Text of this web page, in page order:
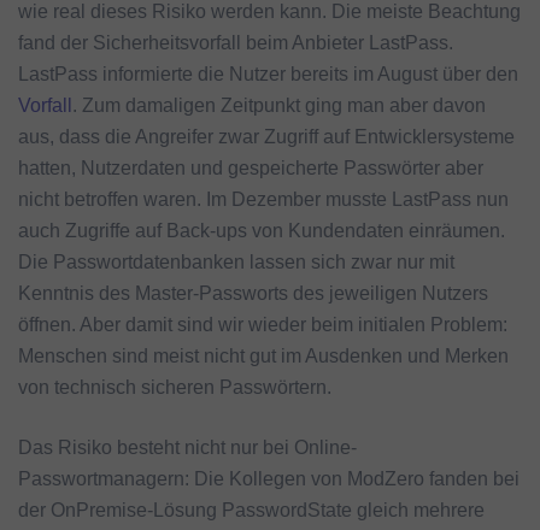
wie real dieses Risiko werden kann. Die meiste Beachtung
fand der Sicherheitsvorfall beim Anbieter LastPass.
LastPass informierte die Nutzer bereits im August über den
Vorfall . Zum damaligen Zeitpunkt ging man aber davon
aus, dass die Angreifer zwar Zugriff auf Entwicklersysteme
hatten, Nutzerdaten und gespeicherte Passwörter aber
nicht betroffen waren. Im Dezember musste LastPass nun
auch Zugriffe auf Back-ups von Kundendaten einräumen.
Die Passwortdatenbanken lassen sich zwar nur mit
Kenntnis des Master-Passworts des jeweiligen Nutzers
öffnen. Aber damit sind wir wieder beim initialen Problem:
Menschen sind meist nicht gut im Ausdenken und Merken
von technisch sicheren Passwörtern.
Das Risiko besteht nicht nur bei Online-
Passwortmanagern: Die Kollegen von ModZero fanden bei
der OnPremise-Lösung PasswordState gleich mehrere